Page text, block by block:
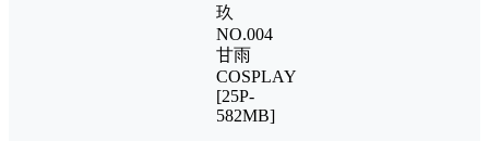
玖
NO.004
甘雨
COSPLAY
[25P-
582MB]